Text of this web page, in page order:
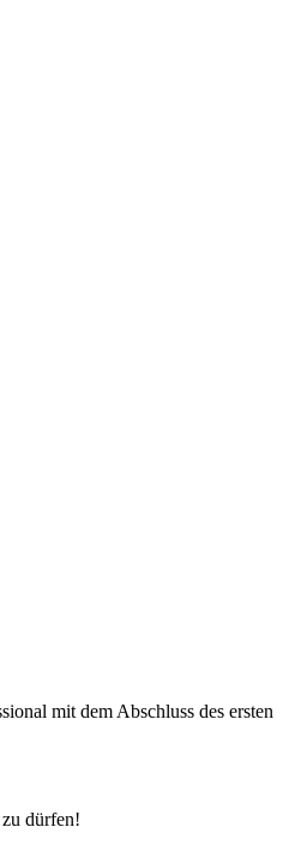
mit dem Abschluss des ersten
dürfen!